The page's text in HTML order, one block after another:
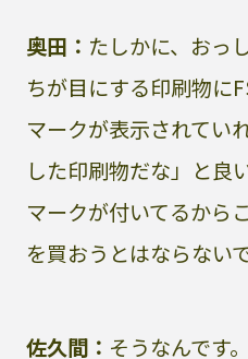
奥田： たしかに、おっ
ちが目にする印刷物に
マークが表示されてい
した印刷物だな」と良
マークが付いてるから
を買おうとはならない
佐久間： そうなんです